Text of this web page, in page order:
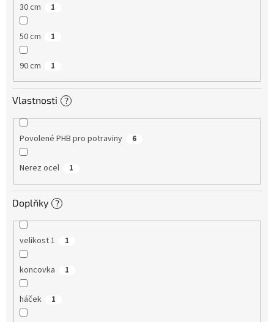
30 cm 1
50 cm 1
90 cm 1
Vlastnosti ?
Povolené PHB pro potraviny 6
Nerez ocel 1
Doplňky ?
velikost 1 1
koncovka 1
háček 1